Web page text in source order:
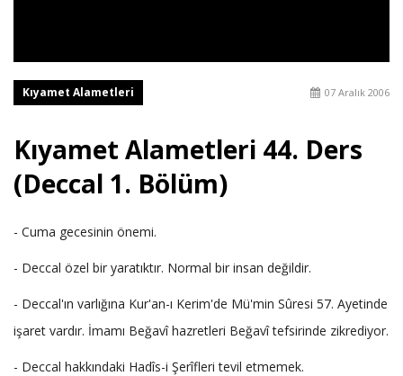
Kıyamet Alametleri 07 Aralık 2006
Kıyamet Alametleri 44. Ders
(Deccal 1. Bölüm)
- Cuma gecesinin önemi.
- Deccal özel bir yaratıktır. Normal bir insan değildir.
- Deccal'ın varlığına Kur'an-ı Kerim'de Mü'min Sûresi 57. Ayetinde
işaret vardır. İmamı Beğavî hazretleri Beğavî tefsirinde zikrediyor.
- Deccal hakkındaki Hadîs-i Şerîfleri tevil etmemek.